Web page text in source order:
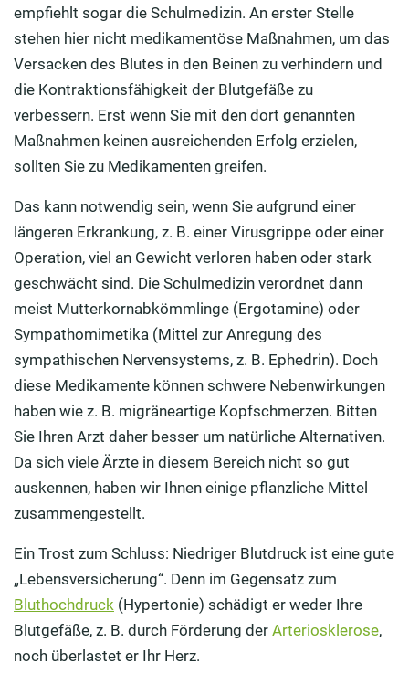
empfiehlt sogar die Schulmedizin. An erster Stelle
stehen hier nicht medikamentöse Maßnahmen, um das
Versacken des Blutes in den Beinen zu verhindern und
die Kontraktionsfähigkeit der Blutgefäße zu
verbessern. Erst wenn Sie mit den dort genannten
Maßnahmen keinen ausreichenden Erfolg erzielen,
sollten Sie zu Medikamenten greifen.
Das kann notwendig sein, wenn Sie aufgrund einer
längeren Erkrankung, z. B. einer Virusgrippe oder einer
Operation, viel an Gewicht verloren haben oder stark
geschwächt sind. Die Schulmedizin verordnet dann
meist Mutterkornabkömmlinge (Ergotamine) oder
Sympathomimetika (Mittel zur Anregung des
sympathischen Nervensystems, z. B. Ephedrin). Doch
diese Medikamente können schwere Nebenwirkungen
haben wie z. B. migräneartige Kopfschmerzen. Bitten
Sie Ihren Arzt daher besser um natürliche Alternativen.
Da sich viele Ärzte in diesem Bereich nicht so gut
auskennen, haben wir Ihnen einige pflanzliche Mittel
zusammengestellt.
Ein Trost zum Schluss: Niedriger Blutdruck ist eine gute
„Lebensversicherung“. Denn im Gegensatz zum
Bluthochdruck (Hypertonie) schädigt er weder Ihre
Blutgefäße, z. B. durch Förderung der Arteriosklerose,
noch überlastet er Ihr Herz.